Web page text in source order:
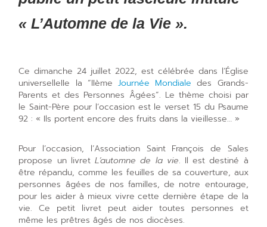
« L’Automne de la Vie ».
Ce dimanche 24 juillet 2022, est célébrée dans l’Église
universelleIIe la “IIème Journée Mondiale des Grands-
Parents et des Personnes Âgées”. Le thème choisi par
le Saint-Père pour l’occasion est le verset 15 du Psaume
92 : « Ils portent encore des fruits dans la vieillesse… »
Pour l’occasion, l’Association Saint François de Sales
propose un livretL’automne de la vie. Il est destiné à
être répandu, comme les feuilles de sa couverture, aux
personnes âgées de nos familles, de notre entourage,
pour les aider à mieux vivre cette dernière étape de la
vie. Ce petit livret peut aider toutes personnes et
même les prêtres âgés de nos diocèses.